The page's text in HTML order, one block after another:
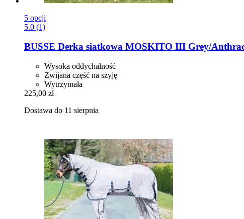
5 opcji
5.0 (1)
BUSSE Derka siatkowa MOSKITO III Grey/
Wysoka oddychalność
Zwijana część na szyję
Wytrzymała
225,00 zł
Dostawa do 11 sierpnia